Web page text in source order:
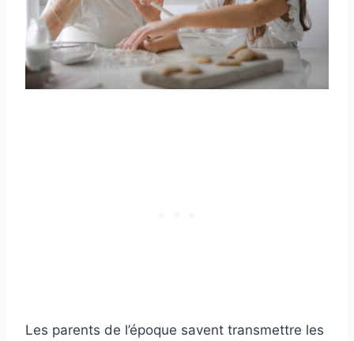
Les parents de l’époque savent transmettre les